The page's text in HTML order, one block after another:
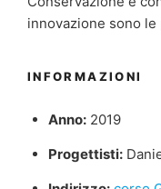
innovazione sono le
INFORMAZIONI
Anno:2019
Progettisti: